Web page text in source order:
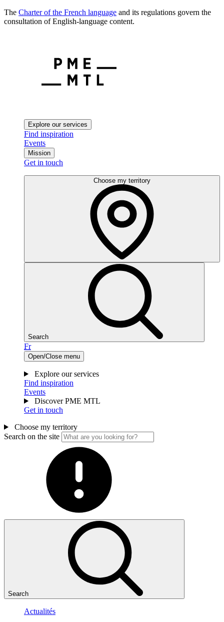
The Charter of the French language and its regulations govern the
consultation of English-language content.
Explore our services
Find inspiration
Events
Mission
Get in touch
Choose my territory
Search
Fr
Open/Close menu
Explore our services
Find inspiration
Events
Discover PME MTL
Get in touch
Choose my territory
Search on the site
Search
Actualités